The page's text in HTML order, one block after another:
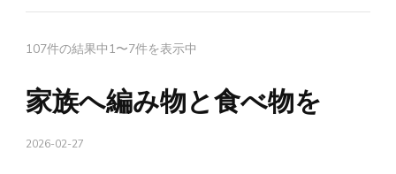
107件の結果中1〜7件を表示中
家族へ編み物と食べ物を
2026-02-27